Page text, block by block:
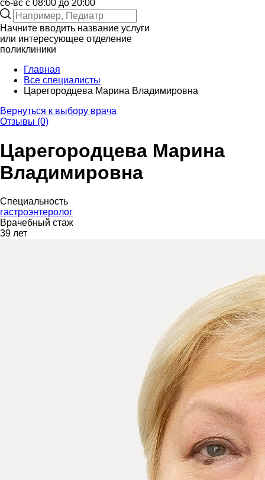
сб-вс с 08:00 до 20:00
Начните вводить название услуги
или интересующее отделение
поликлиники
Главная
Все специалисты
Царегородцева Марина Владимировна
Вернуться к выбору врача
Отзывы (0)
Царегородцева Марина
Владимировна
Специальность
гастроэнтеролог
Врачебный стаж
39 лет